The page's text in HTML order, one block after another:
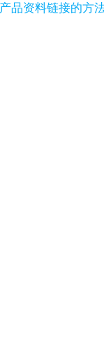
品资料链接的方